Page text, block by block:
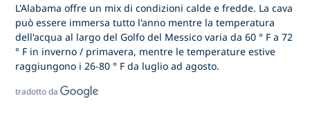
L'Alabama offre un mix di condizioni calde e fredde. La cava
può essere immersa tutto l'anno mentre la temperatura
dell'acqua al largo del Golfo del Messico varia da 60 ° F a 72
° F in inverno / primavera, mentre le temperature estive
raggiungono i 26-80 ° F da luglio ad agosto.
tradotto da